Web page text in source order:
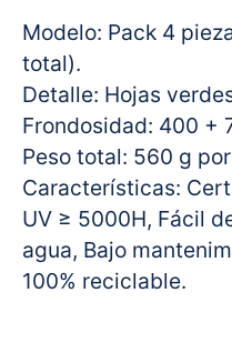
Modelo: Pack 4
total).
Detalle: Hojas
Frondosidad: 400 +
Peso total: 560 g
Características:
UV ≥ 5000H, Fácil
agua, Bajo
100% reciclable.